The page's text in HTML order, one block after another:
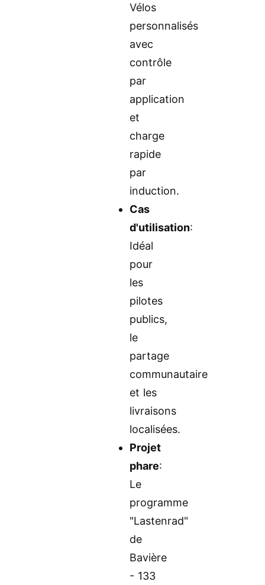
Vélos
personnalisés
avec
contrôle
par
application
et
charge
rapide
par
induction.
Cas
d'utilisation:
Idéal
pour
les
pilotes
publics,
le
partage
communautaire
et les
livraisons
localisées.
Projet
phare:
Le
programme
"Lastenrad"
de
Bavière
- 133